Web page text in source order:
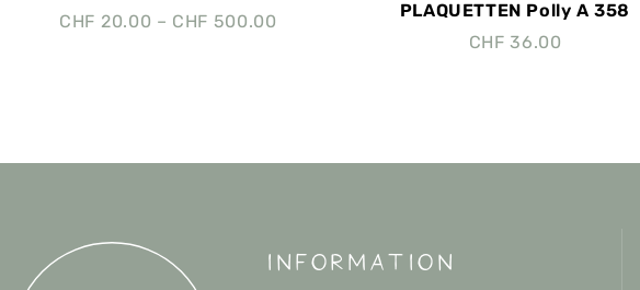
CHF 20.00 – CHF 500.00
PLAQUETTEN Polly A 358
CHF 36.00
Information